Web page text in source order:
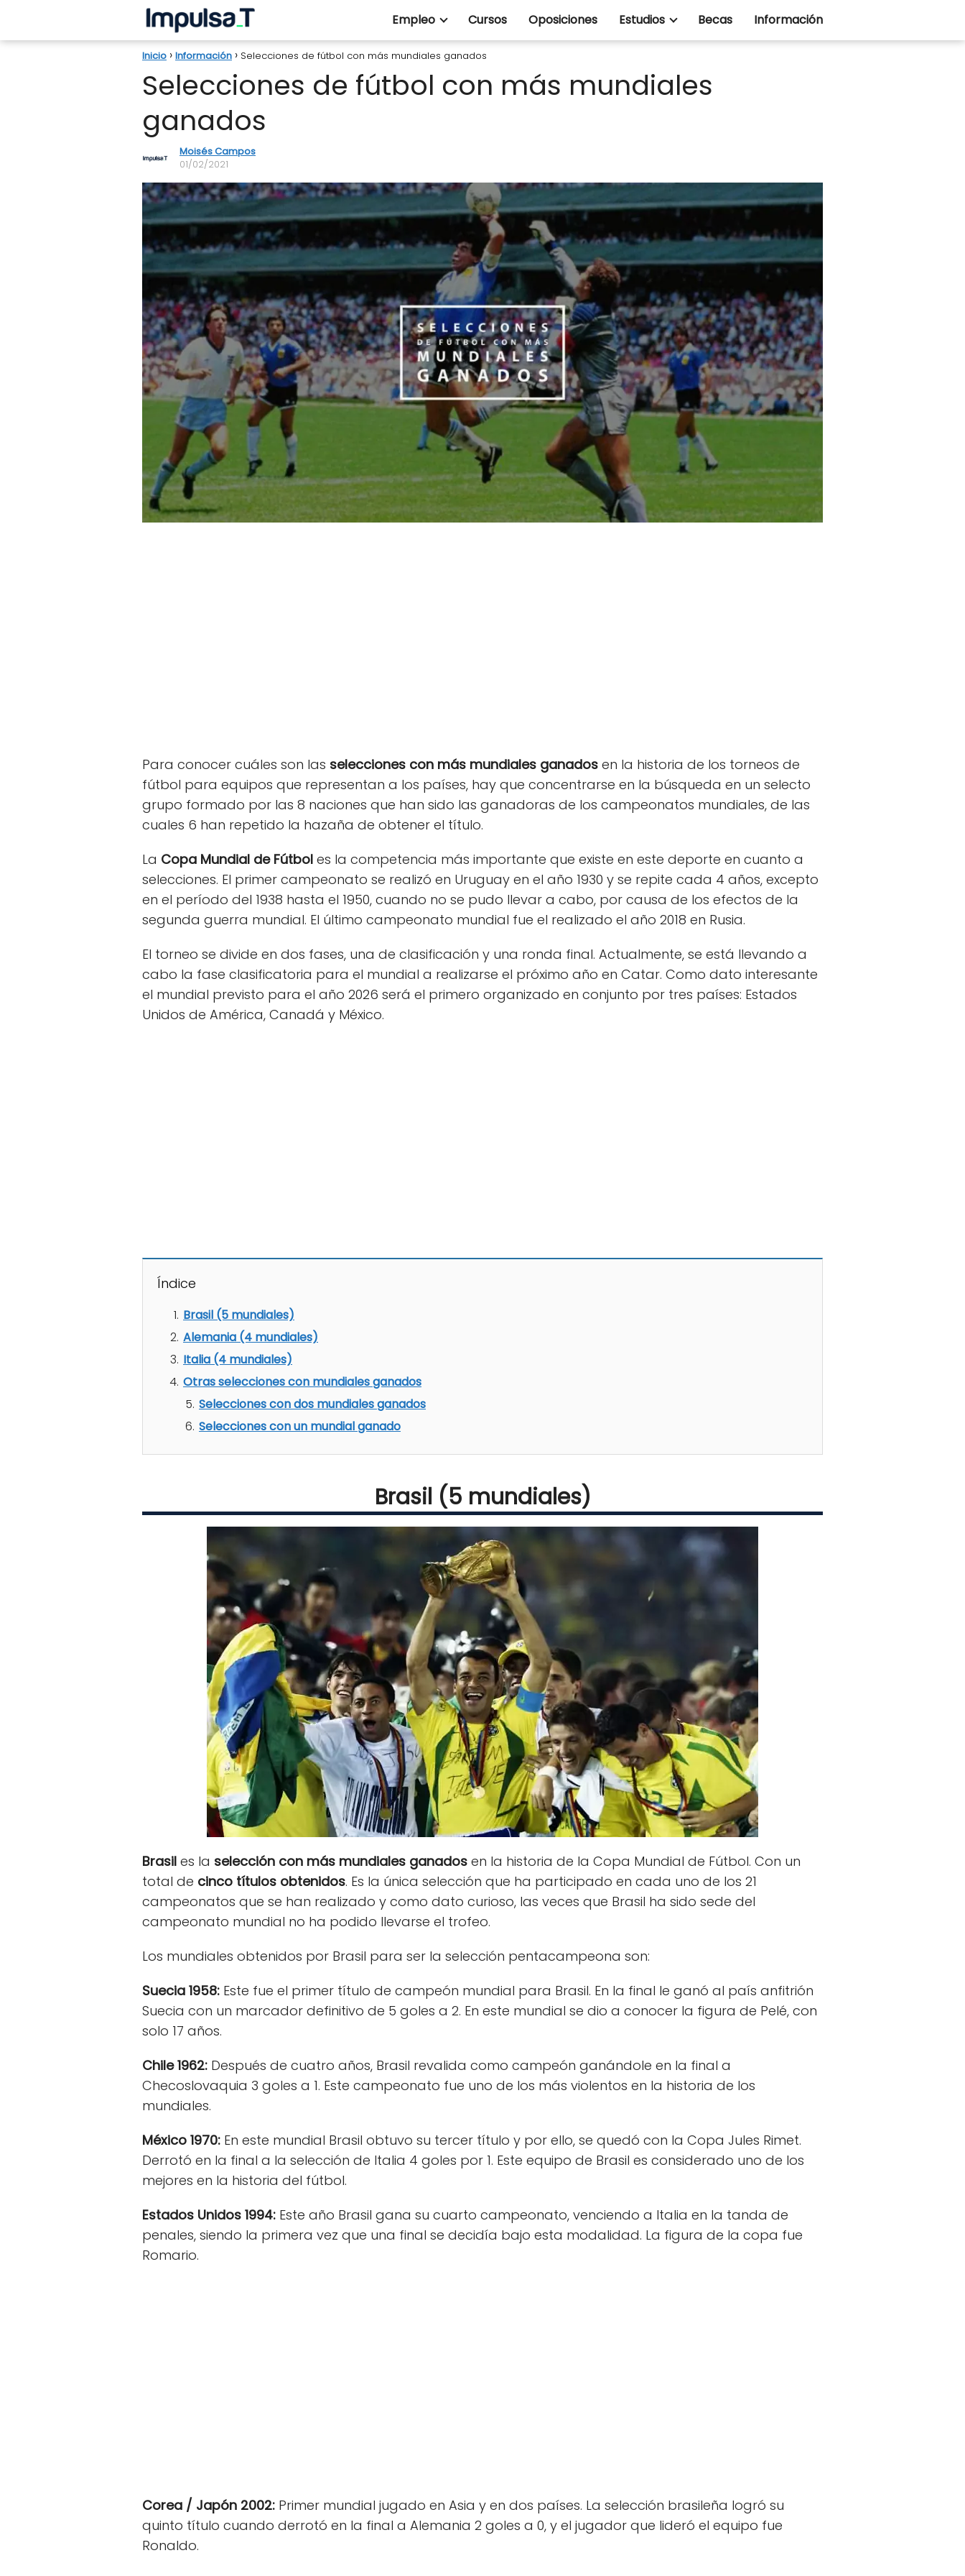
Empleo Cursos Oposiciones Estudios Becas Información
Inicio Información Selecciones de fútbol con más mundiales ganados
Selecciones de fútbol con más mundiales
ganados
Moisés Campos
01/02/2021
Para conocer cuáles son las selecciones con más mundiales ganados en la historia de los torneos de
fútbol para equipos que representan a los países, hay que concentrarse en la búsqueda en un selecto
grupo formado por las 8 naciones que han sido las ganadoras de los campeonatos mundiales, de las
cuales 6 han repetido la hazaña de obtener el título.
La Copa Mundial de Fútbol es la competencia más importante que existe en este deporte en cuanto a
selecciones. El primer campeonato se realizó en Uruguay en el año 1930 y se repite cada 4 años, excepto
en el período del 1938 hasta el 1950, cuando no se pudo llevar a cabo, por causa de los efectos de la
segunda guerra mundial. El último campeonato mundial fue el realizado el año 2018 en Rusia.
El torneo se divide en dos fases, una de clasificación y una ronda final. Actualmente, se está llevando a
cabo la fase clasificatoria para el mundial a realizarse el próximo año en Catar. Como dato interesante
el mundial previsto para el año 2026 será el primero organizado en conjunto por tres países: Estados
Unidos de América, Canadá y México.
Índice
Brasil (5 mundiales)
Alemania (4 mundiales)
Italia (4 mundiales)
Otras selecciones con mundiales ganados
Selecciones con dos mundiales ganados
Selecciones con un mundial ganado
Brasil (5 mundiales)
Brasil es la selección con más mundiales ganados en la historia de la Copa Mundial de Fútbol. Con un
total de cinco títulos obtenidos. Es la única selección que ha participado en cada uno de los 21
campeonatos que se han realizado y como dato curioso, las veces que Brasil ha sido sede del
campeonato mundial no ha podido llevarse el trofeo.
Los mundiales obtenidos por Brasil para ser la selección pentacampeona son:
Suecia 1958: Este fue el primer título de campeón mundial para Brasil. En la final le ganó al país anfitrión
Suecia con un marcador definitivo de 5 goles a 2. En este mundial se dio a conocer la figura de Pelé, con
solo 17 años.
Chile 1962: Después de cuatro años, Brasil revalida como campeón ganándole en la final a
Checoslovaquia 3 goles a 1. Este campeonato fue uno de los más violentos en la historia de los
mundiales.
México 1970: En este mundial Brasil obtuvo su tercer título y por ello, se quedó con la Copa Jules Rimet.
Derrotó en la final a la selección de Italia 4 goles por 1. Este equipo de Brasil es considerado uno de los
mejores en la historia del fútbol.
Estados Unidos 1994: Este año Brasil gana su cuarto campeonato, venciendo a Italia en la tanda de
penales, siendo la primera vez que una final se decidía bajo esta modalidad. La figura de la copa fue
Romario.
Corea / Japón 2002: Primer mundial jugado en Asia y en dos países. La selección brasileña logró su
quinto título cuando derrotó en la final a Alemania 2 goles a 0, y el jugador que lideró el equipo fue
Ronaldo.